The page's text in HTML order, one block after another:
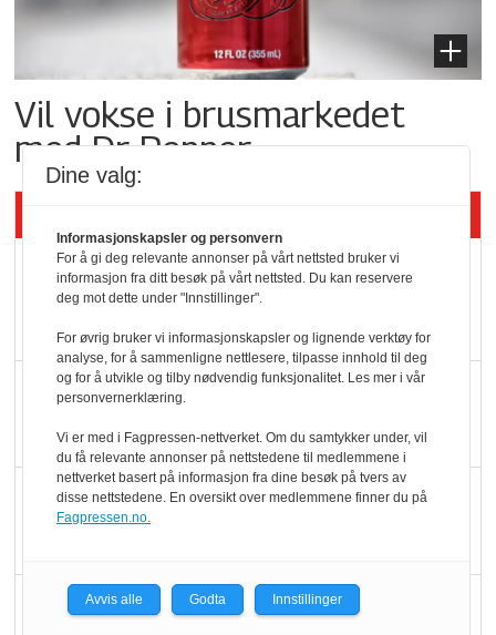
Vil vokse i brusmarkedet
med Dr Pepper
Mat er viktigere enn
pris når elbilister
velger ladestopp
Ti bensinstasjoner
legger ned hver måned
Potetball, kylling og 98
KBS-bransjen i
Dine valg:
Informasjonskapsler og personvern
For å gi deg relevante annonser på vårt nettsted bruker vi
informasjon fra ditt besøk på vårt nettsted. Du kan reservere
deg mot dette under "Innstillinger".
For øvrig bruker vi informasjonskapsler og lignende verktøy for
analyse, for å sammenligne nettlesere, tilpasse innhold til deg
og for å utvikle og tilby nødvendig funksjonalitet. Les mer i vår
personvernerklæring.
Vi er med i Fagpressen-nettverket. Om du samtykker under, vil
du få relevante annonser på nettstedene til medlemmene i
nettverket basert på informasjon fra dine besøk på tvers av
disse nettstedene. En oversikt over medlemmene finner du på
Fagpressen.no.
Avvis alle Godta Innstillinger